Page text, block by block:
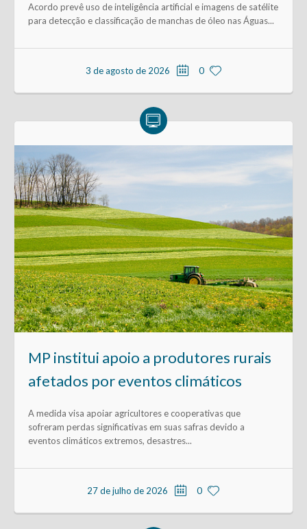
Acordo prevê uso de inteligência artificial e imagens de satélite
para detecção e classificação de manchas de óleo nas Águas...
3 de agosto de 2026 0
MP institui apoio a produtores rurais
afetados por eventos climáticos
A medida visa apoiar agricultores e cooperativas que
sofreram perdas significativas em suas safras devido a
eventos climáticos extremos, desastres...
27 de julho de 2026 0